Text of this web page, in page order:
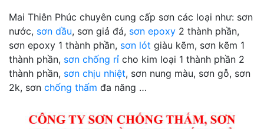
Mai Thiên Phúc chuyên cung cấp sơn các loại như: sơn
nước, sơn dầu, sơn giả đá, sơn epoxy 2 thành phần,
sơn epoxy 1 thành phần, sơn lót giàu kẽm, sơn kẽm 1
thành phần, sơn chống rỉ cho kim loại 1 thành phần 2
thành phần, sơn chịu nhiệt, sơn nung màu, sơn gỗ, sơn
2k, sơn chống thấm đa năng …